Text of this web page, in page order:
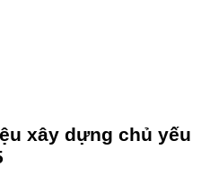
xây dựng chủ yếu